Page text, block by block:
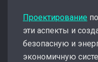
Проектирование
эти аспекты и
безопасную и
экономичную